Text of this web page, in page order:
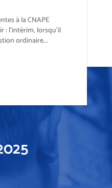
à la CNAPE
: l’intérim, lorsqu’il
ordinaire...